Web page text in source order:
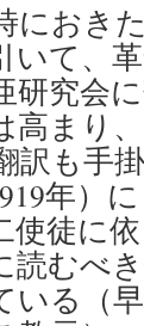
おき
いて、
研究会
高まり
訳も手
年）
使徒に
読むべ
いる（